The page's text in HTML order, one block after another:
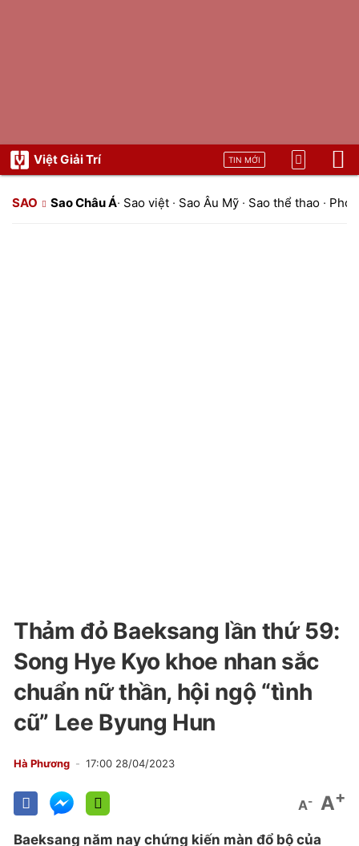
Việt Giải Trí TIN MỚI
SAO Sao Châu Á· Sao việt · Sao Âu Mỹ · Sao thể thao ·
Thảm đỏ Baeksang lần thứ 59:
Song Hye Kyo khoe nhan sắc
chuẩn nữ thần, hội ngộ “tình
cũ” Lee Byung Hun
Hà Phương 17:00 28/04/2023
A- A+
Baeksang năm nay chứng kiến màn đổ bộ của